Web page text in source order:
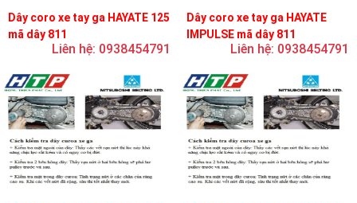
Dây coro xe tay ga HAYATE 125
mã dây 811
Liên hệ: 0938454791
Dây coro xe tay ga HAYATE
IMPULSE mã dây 811
Liên hệ: 0938454791